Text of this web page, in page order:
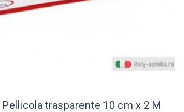
trasparente 10 cm x 2 M